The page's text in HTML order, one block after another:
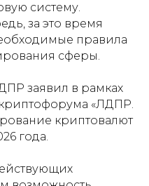
систему.
за это время
правила
сферы.
заявил в рамках
«ЛДПР.
криптовалют
года.